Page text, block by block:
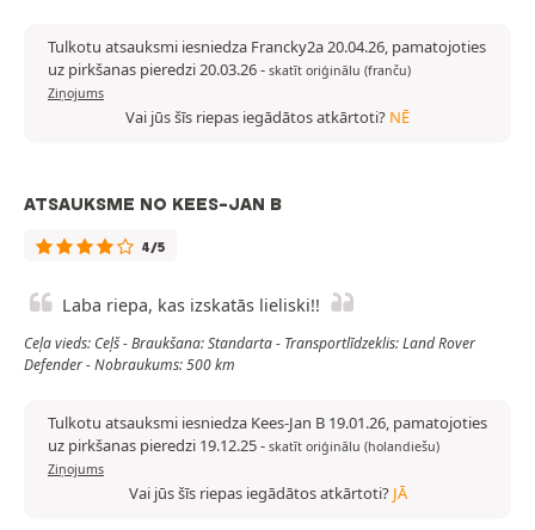
Tulkotu atsauksmi iesniedza Francky2a 20.04.26, pamatojoties
uz pirkšanas pieredzi 20.03.26- skatīt oriģinālu (franču)
Ziņojums
Vai jūs šīs riepas iegādātos atkārtoti? NĒ
ATSAUKSME NO KEES-JAN B
4/5
Laba riepa, kas izskatās lieliski!!
Ceļa vieds: Ceļš - Braukšana: Standarta - Transportlīdzeklis: Land Rover
Defender - Nobraukums: 500 km
Tulkotu atsauksmi iesniedza Kees-Jan B 19.01.26, pamatojoties
uz pirkšanas pieredzi 19.12.25- skatīt oriģinālu (holandiešu)
Ziņojums
Vai jūs šīs riepas iegādātos atkārtoti? JĀ